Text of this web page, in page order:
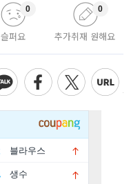
슬퍼요
0
추가취재 원해요
0